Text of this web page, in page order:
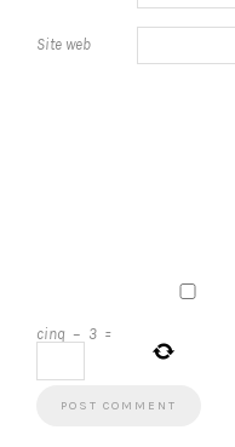
Site web
cinq − 3 =